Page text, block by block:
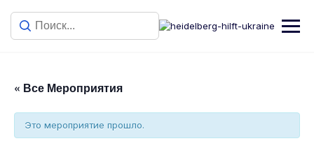
« Все Мероприятия
Это мероприятие прошло.